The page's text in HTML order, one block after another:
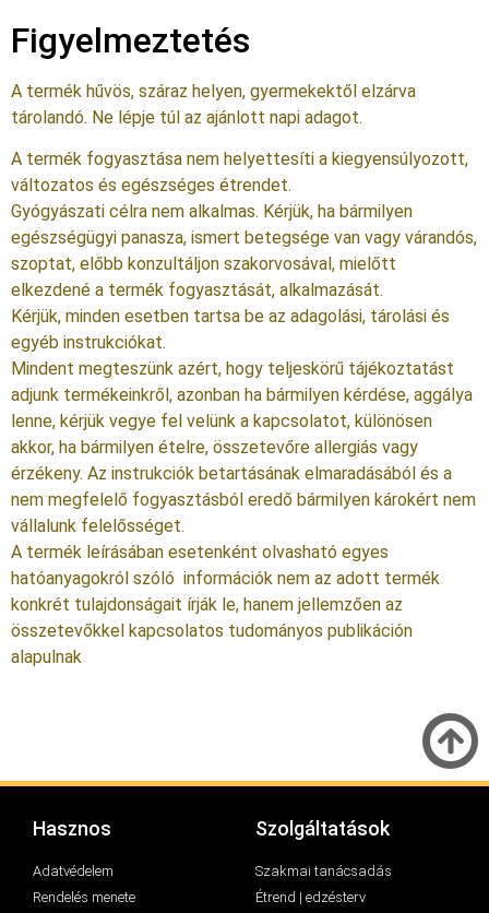
Figyelmeztetés
A termék hűvös, száraz helyen, gyermekektől elzárva
tárolandó. Ne lépje túl az ajánlott napi adagot.
A termék fogyasztása nem helyettesíti a kiegyensúlyozott,
változatos és egészséges étrendet.
Gyógyászati célra nem alkalmas. Kérjük, ha bármilyen
egészségügyi panasza, ismert betegsége van vagy várandós,
szoptat, előbb konzultáljon szakorvosával, mielőtt
elkezdené a termék fogyasztását, alkalmazását.
Kérjük, minden esetben tartsa be az adagolási, tárolási és
egyéb instrukciókat.
Mindent megteszünk azért, hogy teljeskörű tájékoztatást
adjunk termékeinkről, azonban ha bármilyen kérdése, aggálya
lenne, kérjük vegye fel velünk a kapcsolatot, különösen
akkor, ha bármilyen ételre, összetevőre allergiás vagy
érzékeny. Az instrukciók betartásának elmaradásából és a
nem megfelelő fogyasztásból eredő bármilyen károkért nem
vállalunk felelősséget.
A termék leírásában esetenként olvasható egyes
hatóanyagokról szóló információk nem az adott termék
konkrét tulajdonságait írják le, hanem jellemzően az
összetevőkkel kapcsolatos tudományos publikáción
alapulnak
Hasznos
Adatvédelem
Rendelés menete
Szolgáltatások
Szakmai tanácsadás
Étrend | edzésterv